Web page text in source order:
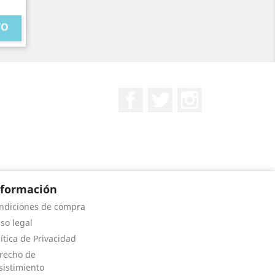
de compra
legal
de Privacidad
de